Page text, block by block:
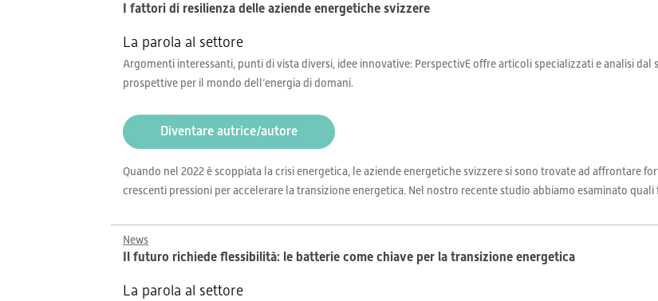
I fattori di resilienza delle aziende energetiche svizzere
La parola al settore
Argomenti interessanti, punti di vista diversi, idee innovative: PerspectivE offre articoli specializzati e analisi
prospettive per il mondo dell’energia di domani.
Diventare autrice/autore
Quando nel 2022 è scoppiata la crisi energetica, le aziende energetiche svizzere si sono trovate ad affrontare
crescenti pressioni per accelerare la transizione energetica. Nel nostro recente studio abbiamo esaminato
News
Il futuro richiede flessibilità: le batterie come chiave per la transizione energetica
La parola al settore